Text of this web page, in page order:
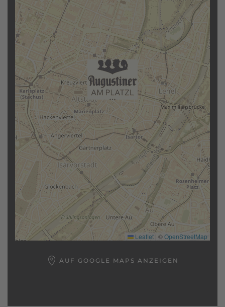
Leaflet | ©OpenStreetMap
AUF GOOGLE MAPS ANZEIGEN